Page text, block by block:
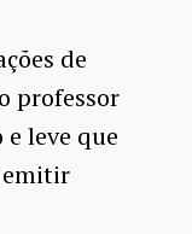
de
professor
leve que
emitir